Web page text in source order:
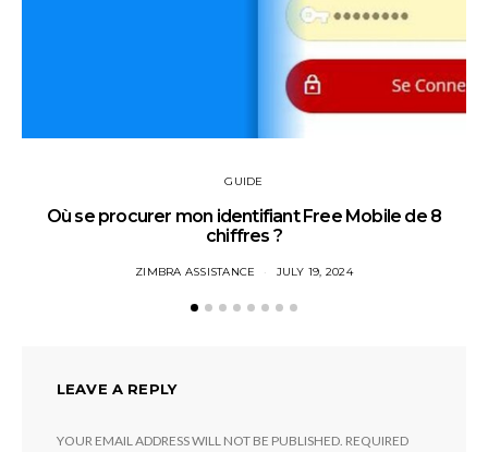
GUIDE
Où se procurer mon identifiant Free Mobile de 8
chiffres ?
ZIMBRA ASSISTANCE JULY 19, 2024
LEAVE A REPLY
YOUR EMAIL ADDRESS WILL NOT BE PUBLISHED. REQUIRED